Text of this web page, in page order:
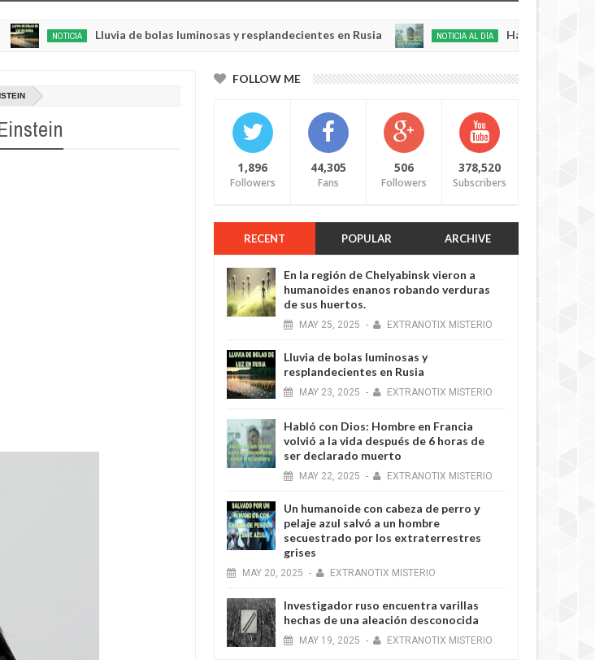
NOTICIA Lluvia de bolas luminosas y resplandecientes en Rusia
20250
NOTICIA AL DÍA Habló con Dios:
FOLLOW ME
1,896
Followers
44,305
Fans
506
Followers
378,520
Subscribers
RECENT POPULAR ARCHIVE
En la región de Chelyabinsk vieron a
humanoides enanos robando verduras
de sus huertos.
MAY 25, 2025 - EXTRANOTIX MISTERIO
Lluvia de bolas luminosas y
resplandecientes en Rusia
MAY 23, 2025 - EXTRANOTIX MISTERIO
Habló con Dios: Hombre en Francia
volvió a la vida después de 6 horas de
ser declarado muerto
MAY 22, 2025 - EXTRANOTIX MISTERIO
Un humanoide con cabeza de perro у
pelaje azul salvó a un hombre
secuestrado por los extraterrestres
grises
MAY 20, 2025 - EXTRANOTIX MISTERIO
Investigador ruso encuentra varillas
hechas de una aleación desconocida
MAY 19, 2025 - EXTRANOTIX MISTERIO